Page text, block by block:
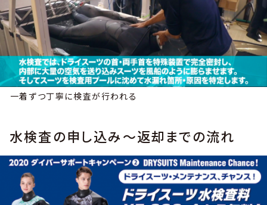
一着ずつ丁寧に検査が行われる
水検査の申し込み〜返却までの流れ